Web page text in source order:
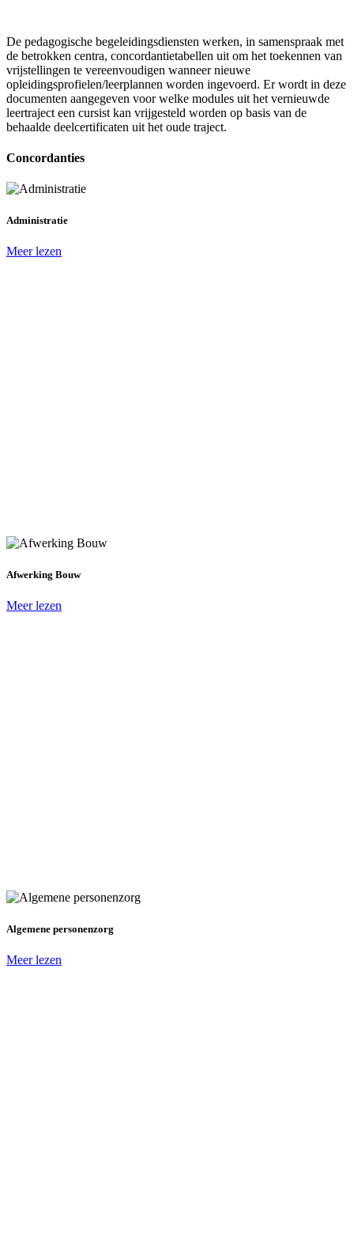
De pedagogische begeleidingsdiensten werken, in samenspraak met
de betrokken centra, concordantietabellen uit om het toekennen van
vrijstellingen te vereenvoudigen wanneer nieuwe
opleidingsprofielen/leerplannen worden ingevoerd. Er wordt in deze
documenten aangegeven voor welke modules uit het vernieuwde
leertraject een cursist kan vrijgesteld worden op basis van de
behaalde deelcertificaten uit het oude traject.
Concordanties
Administratie
Meer lezen
Afwerking Bouw
Meer lezen
Algemene personenzorg
Meer lezen